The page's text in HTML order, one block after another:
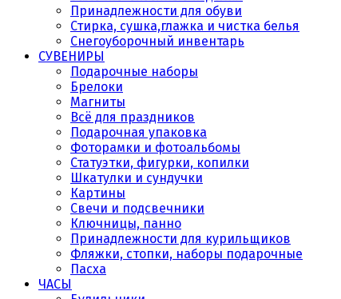
Принадлежности для обуви
Стирка, сушка,глажка и чистка белья
Снегоуборочный инвентарь
СУВЕНИРЫ
Подарочные наборы
Брелоки
Магниты
Всё для праздников
Подарочная упаковка
Фоторамки и фотоальбомы
Статуэтки, фигурки, копилки
Шкатулки и сундучки
Картины
Свечи и подсвечники
Ключницы, панно
Принадлежности для курильщиков
Фляжки, стопки, наборы подарочные
Пасха
ЧАСЫ